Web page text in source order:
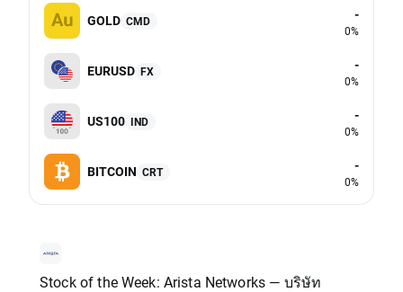
GOLD CMD -
0%
EURUSD FX -
0%
US100 IND -
0%
BITCOIN CRT -
0%
Stock of the Week: Arista Networks — บริษัท